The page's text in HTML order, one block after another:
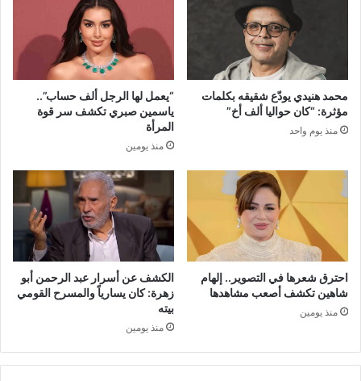
محمد هنيدي يودّع شقيقه بكلمات
مؤثرة: “كان حواليا ألف أخ”
منذ يوم واحد
“يعمل لها الرجل ألف حساب”..
ياسمين صبري تكشف سر قوة
المرأة
منذ يومين
احترق شعرها في التصوير.. إلهام
شاهين تكشف أصعب مشاهدها
منذ يومين
الكشف عن أسرار عبد الرحمن أبو
زهرة: كان يسارياً والمسرح القومي
بيته
منذ يومين